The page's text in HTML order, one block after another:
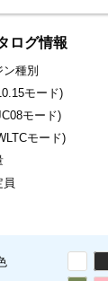
ログ情報
ン種別
モード)
モード)
モード)
員